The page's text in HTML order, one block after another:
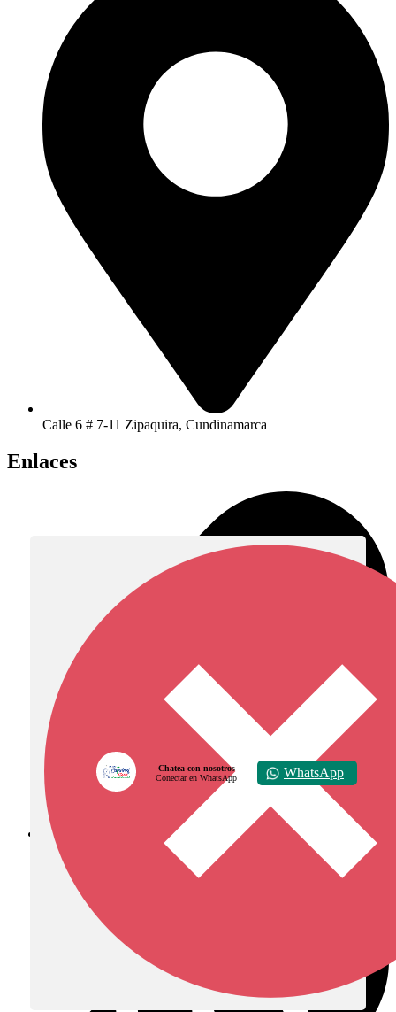
Calle 6 # 7-11 Zipaquira, Cundinamarca
Enlaces
Diócesis de Zipaquirá
Chatea con nosotros
Conectar en WhatsApp
WhatsApp